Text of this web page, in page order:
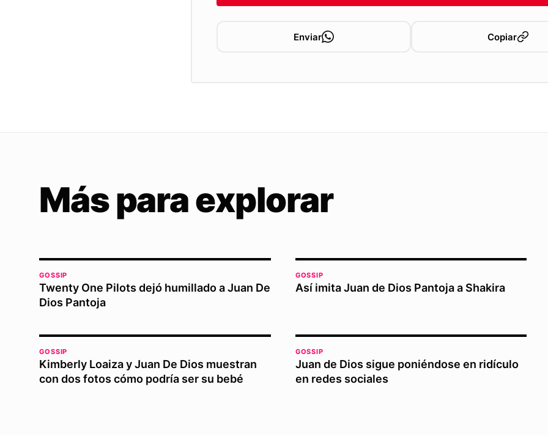
Enviar Copiar
Más para explorar
GOSSIP
Twenty One Pilots dejó humillado a Juan De
Dios Pantoja
GOSSIP
Así imita Juan de Dios Pantoja a Shakira
GOSSIP
Kimberly Loaiza y Juan De Dios muestran
con dos fotos cómo podría ser su bebé
GOSSIP
Juan de Dios sigue poniéndose en ridículo
en redes sociales